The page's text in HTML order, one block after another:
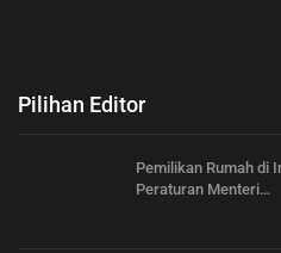
Pilihan Editor
Pemilikan Rumah di
Peraturan Menteri…